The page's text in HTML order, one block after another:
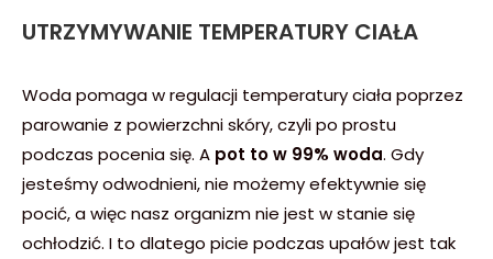
UTRZYMYWANIE TEMPERATURY CIAŁA
Woda pomaga w regulacji temperatury ciała poprzez
parowanie z powierzchni skóry, czyli po prostu
podczas pocenia się. A pot to w 99% woda. Gdy
jesteśmy odwodnieni, nie możemy efektywnie się
pocić, a więc nasz organizm nie jest w stanie się
ochłodzić. I to dlatego picie podczas upałów jest tak